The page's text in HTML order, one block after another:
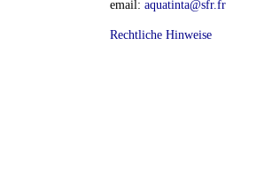
email:aquatinta@sfr.fr
Rechtliche Hinweise